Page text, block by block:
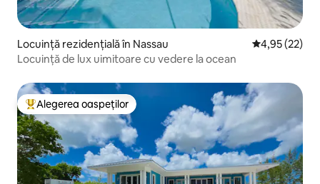
Locuință rezidențială în Nassau Scor mediu
4,95 (22)
Locuință de lux uimitoare cu vedere la ocean
Locuință din topul categoriei Alegerea oaspeților
Alegerea oaspeților